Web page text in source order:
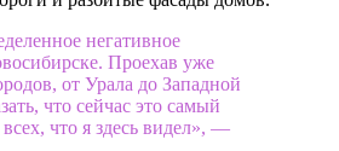
негативное
Проехав уже
от Урала до Западной
что сейчас это самый
что я здесь видел», —